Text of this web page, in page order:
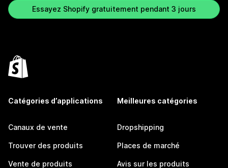
Essayez Shopify gratuitement pendant 3 jours
Catégories d’applications
Canaux de vente
Trouver des produits
Vente de produits
Meilleures catégories
Dropshipping
Places de marché
Avis sur les produits